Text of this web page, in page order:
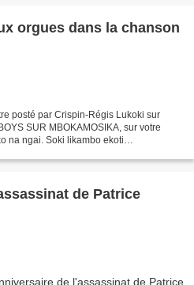
orgues dans la chanson
posté par Crispin-Régis Lukoki sur
SUR MBOKAMOSIKA, sur votre
na ngai. Soki likambo ekoti
de Patrice